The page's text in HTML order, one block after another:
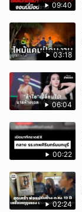
09:40
03:18
06:04
00:22
02:24